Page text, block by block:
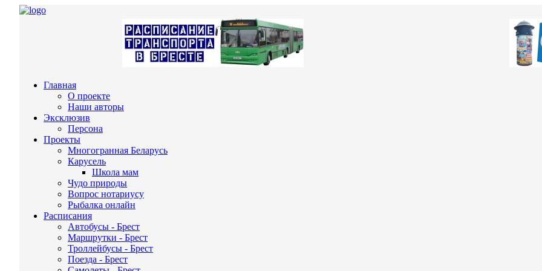
Главная
О проекте
Наши авторы
Эксклюзив
Персона
Проекты
Многогранная Беларусь
Карусель
Школа мам
Чудо природы
Вопрос нотариусу
Рыбалка онлайн
Расписания
Автобусы - Брест
Маршрутки - Брест
Троллейбусы - Брест
Поезда - Брест